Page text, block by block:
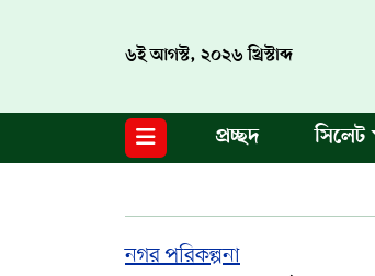
৬ই আগস্ট, ২০২৬ খ্রিস্টাব্দ
প্রচ্ছদ সিলেট
নগর পরিকল্পনা